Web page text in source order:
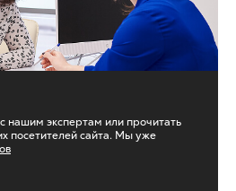
нашим экспертам или прочитать
посетителей сайта. Мы уже